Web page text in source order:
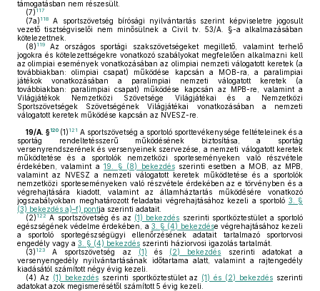
támogatásban nem részesült.
(7) 117
(7a) 118
A sportszövetség bírósági nyilvántartás szerint képviseletre jogosult
vezető tisztségviselői nem minősülnek a Civil tv. 53/A. §-a alkalmazásában
kötelezettnek.
(8) 119
Az országos sportági szakszövetségeket megillető, valamint terhelő
jogokra és kötelezettségekre vonatkozó szabályokat megfelelően alkalmazni kell
az olimpiai események vonatkozásában az olimpiai nemzeti válogatott keretek (a
továbbiakban: olimpiai csapat) működése kapcsán a MOB-ra, a paralimpiai
játékok vonatkozásában a paralimpiai nemzeti válogatott keretek (a
továbbiakban: paralimpiai csapat) működése kapcsán az MPB-re, valamint a
Világjátékok Nemzetközi Szövetsége Világjátékai és a Nemzetközi
Sportszövetségek Szövetségének Világjátékai vonatkozásában a nemzeti
válogatott keretek működése kapcsán az NVESZ-re.
19/A. §120 (1) 121 A sportszövetség a sportoló sporttevékenysége feltételeinek és a
sportág rendeltetésszerű működésének biztosítása, a sportág
versenyrendszerének és versenyeinek szervezése, a nemzeti válogatott keretek
működtetése és a sportolók nemzetközi sporteseményeken való részvétele
érdekében, valamint a19. § (8) bekezdésszerinti esetben a MOB, az MPB,
valamint az NVESZ a nemzeti válogatott keretek működtetése és a sportolók
nemzetközi sporteseményeken való részvétele érdekében az e törvényben és a
végrehajtására kiadott, valamint az államháztartás működésére vonatkozó
jogszabályokban meghatározott feladatai végrehajtásához kezeli a sportoló 3. §
(3) bekezdés a)–f) pontja szerinti adatait.
(2) 122 A sportszövetség és az (1) bekezdés szerinti sportköztestület a sportoló
egészségének védelme érdekében, a 3. § (4) bekezdése végrehajtásához kezeli
a sportoló sportegészségügyi ellenőrzésének adatait tartalmazó sportorvosi
engedély vagy a 3. § (4) bekezdés szerinti háziorvosi igazolás tartalmát.
(3) 123 A sportszövetség az (1) és (2) bekezdés szerinti adatokat a
versenyengedély nyilvántartásának időtartama alatt, valamint a rajtengedély
kiadásától számított négy évig kezeli.
(4) Az (1) bekezdésszerinti sportköztestület az (1) és (2) bekezdés szerinti
adatokat azok megismerésétől számított 5 évig kezeli.